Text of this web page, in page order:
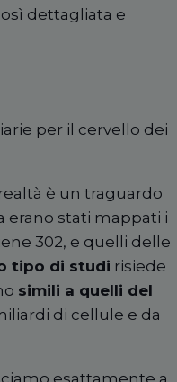
ì dettagliata e
per il cervello dei
è un traguardo
erano stati mappati i
302, e quelli delle
tipo di studi risiede
simili a quelli del
di cellule e da
esattamente a